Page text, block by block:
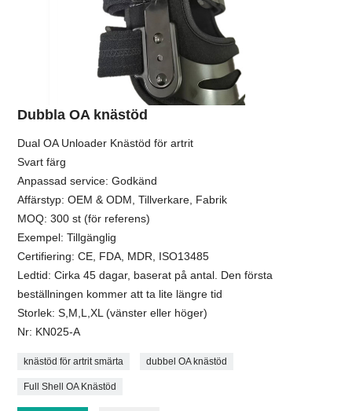
Dubbla OA knästöd
Dual OA Unloader Knästöd för artrit
Svart färg
Anpassad service: Godkänd
Affärstyp: OEM & ODM, Tillverkare, Fabrik
MOQ: 300 st (för referens)
Exempel: Tillgänglig
Certifiering: CE, FDA, MDR, ISO13485
Ledtid: Cirka 45 dagar, baserat på antal. Den första
beställningen kommer att ta lite längre tid
Storlek: S,M,L,XL (vänster eller höger)
Nr: KN025-A
knästöd för artrit smärta dubbel OA knästöd
Full Shell OA Knästöd